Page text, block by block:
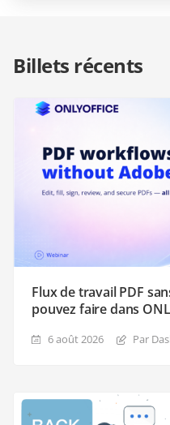
Billets récents
Flux de travail PDF
pouvez faire dans
6 août 2026 Par